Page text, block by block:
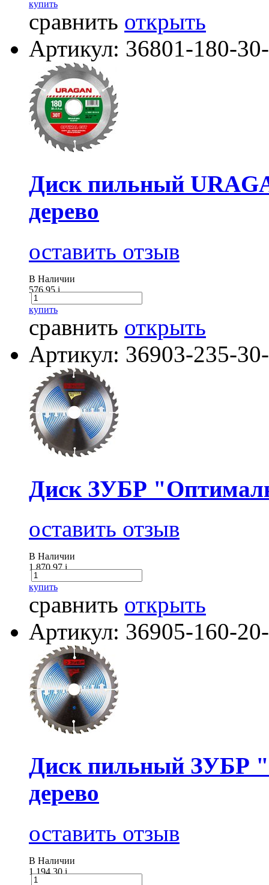
купить
сравнить открыть
Артикул: 36801-180-
Диск пильный
дерево
оставить отзыв
В Наличии
576.95i
купить
сравнить открыть
Артикул: 36903-235-
Диск ЗУБР
оставить отзыв
В Наличии
1 870.97i
купить
сравнить открыть
Артикул: 36905-160-
Диск пильный ЗУБР
дерево
оставить отзыв
В Наличии
1 194.30i